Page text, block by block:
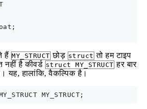
हैं MY_STRUCT छोड़ struct तो हम टाइप
है कीवर्ड struct MY_STRUCT हर बार
यह, हालांकि, वैकल्पिक है।